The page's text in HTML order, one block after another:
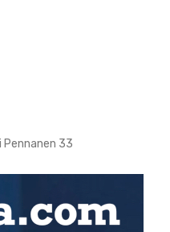
Pennanen 33